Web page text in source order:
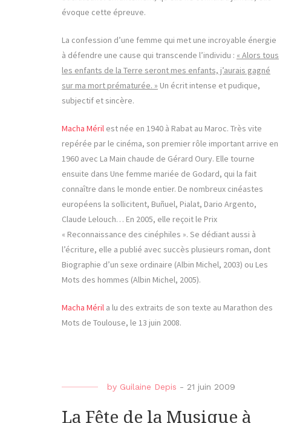
évoque cette épreuve.
La confession d’une femme qui met une incroyable énergie
à défendre une cause qui transcende l’individu : « Alors tous
les enfants de la Terre seront mes enfants, j’aurais gagné
sur ma mort prématurée. » Un écrit intense et pudique,
subjectif et sincère.
Macha Méril est née en 1940 à Rabat au Maroc. Très vite
repérée par le cinéma, son premier rôle important arrive en
1960 avec La Main chaude de Gérard Oury. Elle tourne
ensuite dans Une femme mariée de Godard, qui la fait
connaître dans le monde entier. De nombreux cinéastes
européens la sollicitent, Buñuel, Pialat, Dario Argento,
Claude Lelouch… En 2005, elle reçoit le Prix
« Reconnaissance des cinéphiles ». Se dédiant aussi à
l’écriture, elle a publié avec succès plusieurs roman, dont
Biographie d’un sexe ordinaire (Albin Michel, 2003) ou Les
Mots des hommes (Albin Michel, 2005).
Macha Méril a lu des extraits de son texte au Marathon des
Mots de Toulouse, le 13 juin 2008.
by Guilaine Depis - 21 juin 2009
La Fête de la Musique à